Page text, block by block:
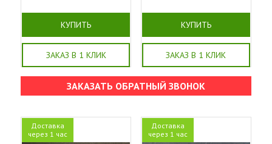
КУПИТЬ
ЗАКАЗ В 1 КЛИК
КУПИТЬ
ЗАКАЗ В 1 КЛИК
ЗАКАЗАТЬ ОБРАТНЫЙ ЗВОНОК
Доставка
через 1 час
Доставка
через 1 час